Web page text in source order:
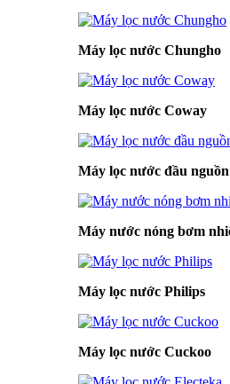
Máy lọc nước Chungho
Máy lọc nước Coway
Máy lọc nước đầu
Máy nước nóng bơm
Máy lọc nước Philips
Máy lọc nước Cuckoo